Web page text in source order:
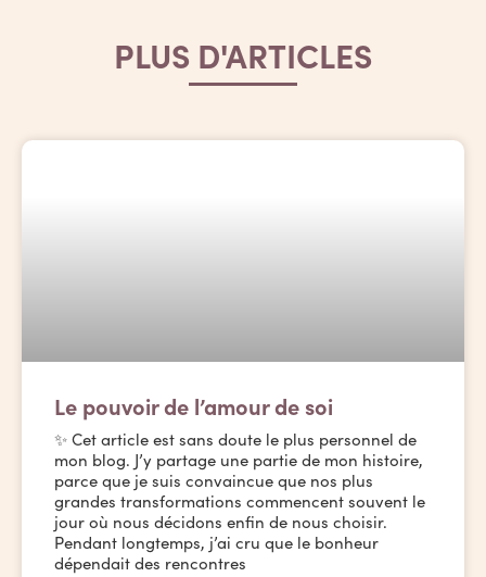
PLUS D'ARTICLES
Le pouvoir de l’amour de soi
✨ Cet article est sans doute le plus personnel de
mon blog. J’y partage une partie de mon histoire,
parce que je suis convaincue que nos plus
grandes transformations commencent souvent le
jour où nous décidons enfin de nous choisir.
Pendant longtemps, j’ai cru que le bonheur
dépendait des rencontres